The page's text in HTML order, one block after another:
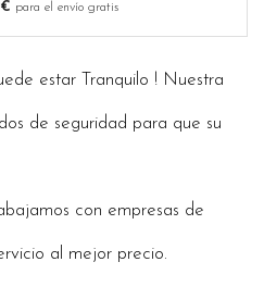
para el envío gratis
estar Tranquilo ! Nuestra
de seguridad para que su
con empresas de
al mejor precio.